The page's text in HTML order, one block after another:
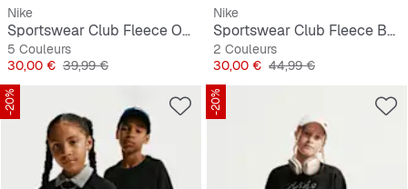
Nike
Sportswear Club Fleece Oversized Sweatshirt
5 Couleurs
Prix
30,00 € Prix original
39,99 €
Nike
Sportswear Club Fleece Boxy Graphic Crew
2 Couleurs
Prix
30,00 € Prix original
44,99 €
-20% -20%